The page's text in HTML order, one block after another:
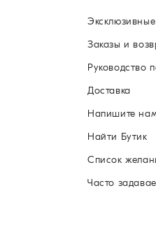
Эксклюзивные
Заказы и
Руководство
Доставка
Напишите
Найти Бутик
Список
Часто